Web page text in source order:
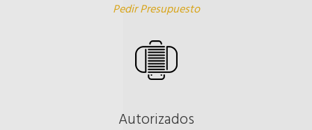
Pedir Presupuesto
Autorizados